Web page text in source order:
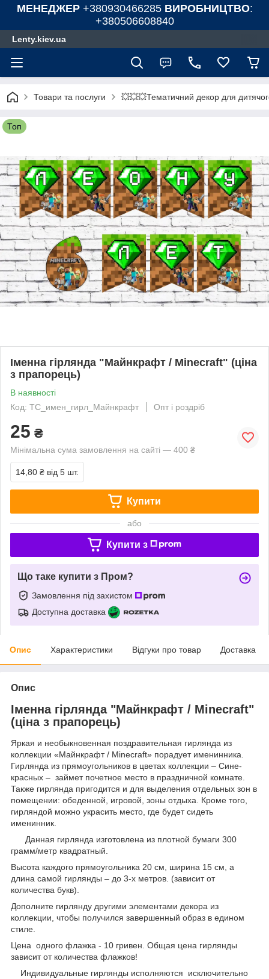
МЕНЕДЖЕР +380930466285 ВИРОБНИЦТВО:
+380506608840
Lenty.kiev.ua
Товари та послуги 💥💥💥Тематичний декор для
Топ
Іменна гірлянда "Майнкрафт / Minecraft" (ціна
з прапорець)
В наявності
Код: ТС_имен_гирл_Майнкрафт
Опт і роздріб
25 ₴
Мінімальна сума замовлення на сайті — 400 ₴
14,80 ₴ від 5 шт.
Купити
або
Купити з
Що таке купити з Пром?
Замовлення під захистом
Доступна доставка
Опис Характеристики Відгуки про товар Доставка
Опис
Іменна гірлянда "Майнкрафт / Minecraft"
(ціна з прапорець)
Яркая и необыкновенная поздравительная гирлянда из
коллекции «Майнкрафт / Minecraft» порадует именинника.
Гирлянда из прямоугольников в цветах коллекции – Сине-
красных – займет почетное место в праздничной комнате.
Также гирлянда пригодится и для выделения отдельных зон в
помещении: обеденной, игровой, зоны отдыха. Кроме того,
гирляндой можно украсить место, где будет сидеть
именинник.
Данная гирлянда изготовлена из плотной бумаги 300
грамм/метр квадратный.
Высота каждого прямоугольника 20 см, ширина 15 см, а
длина самой гирлянды – до 3-х метров. (зависит от
количества букв).
Дополните гирлянду другими элементами декора из
коллекции, чтобы получился завершенный образ в едином
стиле.
Цена одного флажка - 10 гривен. Общая цена гирлянды
зависит от количества флажков!
Индивидуальные гирлянды исполняются исключительно